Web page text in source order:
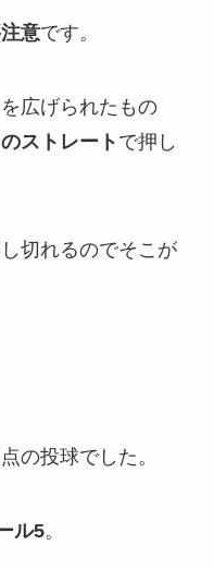
意です。
広げられたもの
ストレートで押し
切れるのでそこが
の投球でした。
ル5。